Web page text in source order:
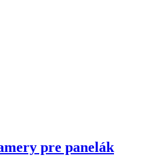
pre panelák